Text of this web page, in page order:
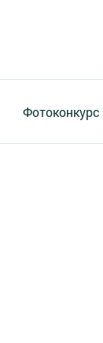
Фотоконкурс